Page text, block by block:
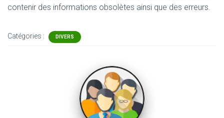
contenir des informations obsolètes ainsi que des erreurs.
Catégories : DIVERS